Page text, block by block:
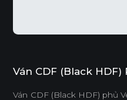
Ván CDF (Black
Ván CDF (Black HDF) phủ